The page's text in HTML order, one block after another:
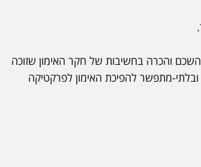
והכרה בחשיבות של חקר האימון שזוכה
מתפשר להפיכת האימון לפרקטיקה